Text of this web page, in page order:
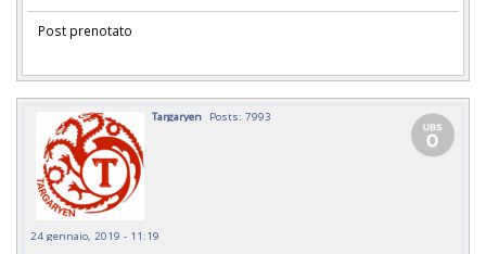
Post prenotato
Targaryen Posts: 7993
24 gennaio, 2019 - 11:19